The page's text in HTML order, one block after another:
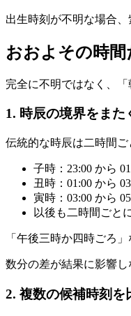
出生時刻が不明な場合
おおよその時
完全に不明ではなく、
1. 時辰の境界をまた
伝統的な時辰は二時間ご
子時：23:00 から
丑時：01:00 から
寅時：03:00 から
以後も二時間ごと
「午後三時か四時ごろ
数分の差が結果に影響
2. 複数の候補時刻を